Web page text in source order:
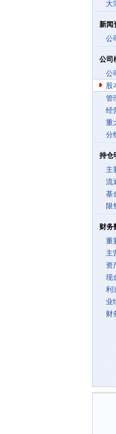
大
新闻
公
公司
公
股
管
经
重
分
持仓
主
流
基
限
财务
重
主
资
现
利
业
财